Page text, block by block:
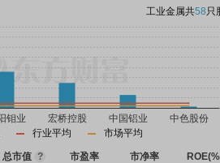
工业金属共58只
行业平均 市场平均
总市值 ? 市盈率 市净率